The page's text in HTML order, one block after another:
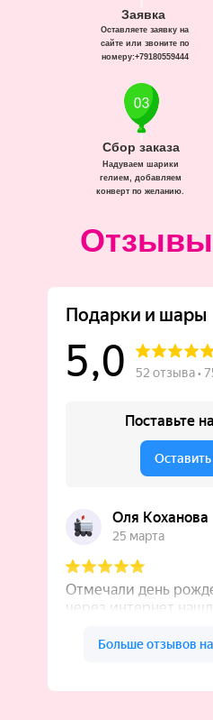
Сбор заказа
Надуваем шарики
гелием, добавляем
конверт по желанию.
Заявка
Оставляете заявку на
сайте или звоните по
номеру:+79180559444
Отзывы